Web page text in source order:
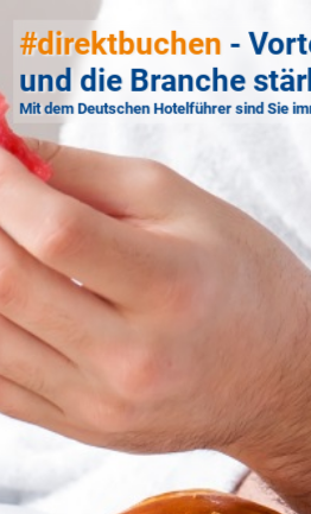
#direktbuchen -
und die Branche
Mit dem Deutschen Hotelführer sind Sie